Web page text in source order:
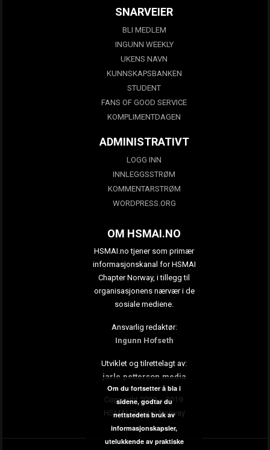
SNARVEIER
BLI MEDLEM
INGUNN WEEKLY
UKENS NAVN
KUNNSKAPSBANKEN
STUDENT
FANS OF GOOD SERVICE
KOMPLIMENTDAGEN
ADMINISTRATIVT
LOGG INN
INNLEGGSSTRØM
KOMMENTARSTRØM
WORDPRESS.ORG
OM HSMAI.NO
HSMAI.no tjener som primær
informasjonskanal for HSMAI
Chapter Norway, i tillegg til
organisasjonens nærvær i de
sosiale mediene.
Ansvarlig redaktør:
Ingunn Hofseth
Utviklet og tilrettelagt av:
jarle.petterson.media
Copyright 2009 – 2019:
HSMAI Chapter Norway
Om du fortsetter å bla i
sidene, godtar du
nettstedets bruk av
informasjonskapsler,
utelukkende av praktiske